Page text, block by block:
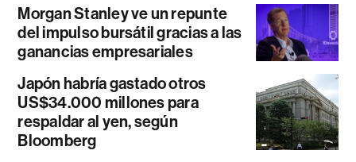
Morgan Stanley ve un repunte
del impulso bursátil gracias a las
ganancias empresariales
Japón habría gastado otros
US$34.000 millones para
respaldar al yen, según
Bloomberg